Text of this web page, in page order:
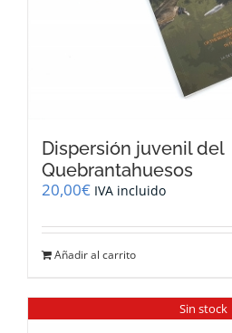
Dispersión juvenil del
Quebrantahuesos
20,00€ IVA incluido
Añadir al carrito
Sin stock